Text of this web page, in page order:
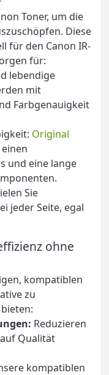
Toner, um die
Diese
für den Canon IR-
für:
lebendige
mit
Farbgenauigkeit
Original
und eine lange
Sie
jeder Seite, egal
ohne
kompatiblen
zu
Reduzieren
Qualität
kompatiblen